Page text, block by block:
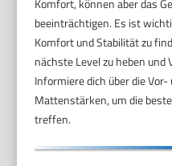
beeinträchtigen. Es ist
Komfort und Stabilität zu
nächste Level zu heben und
Informiere dich über die
Mattenstärken, um die
treffen.